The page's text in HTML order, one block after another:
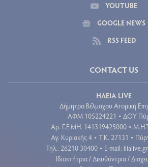
YOUTUBE
GOOGLE NEWS
RSS FEED
CONTACT US
ΗΛΕΙΑ LIVE
Δήμητρα Βέλμαχου Ατομική
ΑΦΜ 105224221 • ΔΟΥ
Aρ. Γ.Ε.ΜΗ. 141319425000 •
Αγ. Κυριακής 4 • Τ.Κ. 27131 •
Τηλ.: 26210 30400 • E-mail:
Ιδιοκτήτρια / Διευθύντρια /